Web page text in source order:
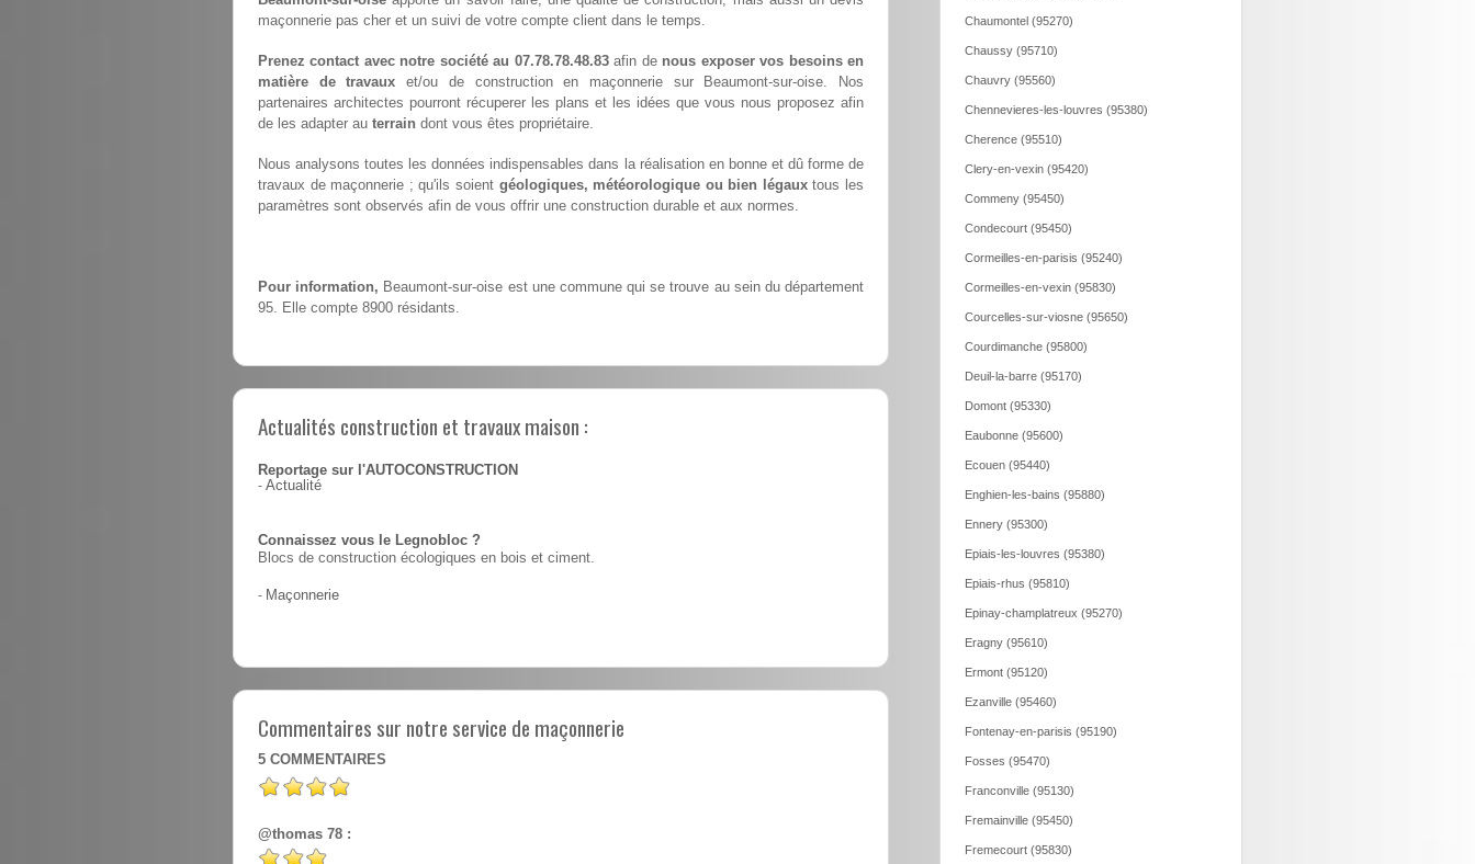
maçonnerie pas cher et un suivi de votre compte client dans le temps.
Prenez contact avec notre société au 07.78.78.48.83afin de nous exposer vos besoins en
matière de travaux et/ou de construction en maçonnerie sur Beaumont-sur-oise. Nos
partenaires architectes pourront récuperer les plans et les idées que vous nous proposez afin
de les adapter au terrain dont vous êtes propriétaire.
Nous analysons toutes les données indispensables dans la réalisation en bonne et dû forme de
travaux de maçonnerie ; qu'ils soient géologiques, météorologique ou bien légauxtous les
paramètres sont observés afin de vous offrir une construction durable et aux normes.
Pour information, Beaumont-sur-oise est une commune qui se trouve au sein du département
95. Elle compte 8900 résidants.
Actualités construction et travaux maison :
Reportage sur l'AUTOCONSTRUCTION
- Actualité
Connaissez vous le Legnobloc ?
Blocs de construction écologiques en bois et ciment.
- Maçonnerie
Commentaires sur notre service de maçonnerie
5 COMMENTAIRES
@thomas 78 :
Chaumontel (95270)
Chaussy (95710)
Chauvry (95560)
Chennevieres-les-louvres (95380)
Cherence (95510)
Clery-en-vexin (95420)
Commeny (95450)
Condecourt (95450)
Cormeilles-en-parisis (95240)
Cormeilles-en-vexin (95830)
Courcelles-sur-viosne (95650)
Courdimanche (95800)
Deuil-la-barre (95170)
Domont (95330)
Eaubonne (95600)
Ecouen (95440)
Enghien-les-bains (95880)
Ennery (95300)
Epiais-les-louvres (95380)
Epiais-rhus (95810)
Epinay-champlatreux (95270)
Eragny (95610)
Ermont (95120)
Ezanville (95460)
Fontenay-en-parisis (95190)
Fosses (95470)
Franconville (95130)
Fremainville (95450)
Fremecourt (95830)